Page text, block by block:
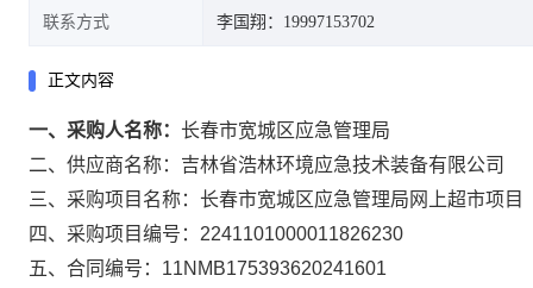
联系方式 李国翔：19997153702
正文内容
一、采购人名称： 长春市宽城区应急管理局
二、供应商名称： 吉林省浩林环境应急技术装备有限公司
三、采购项目名称： 长春市宽城区应急管理局网上超市项目
四、采购项目编号： 2241101000011826230
五、合同编号： 11NMB175393620241601